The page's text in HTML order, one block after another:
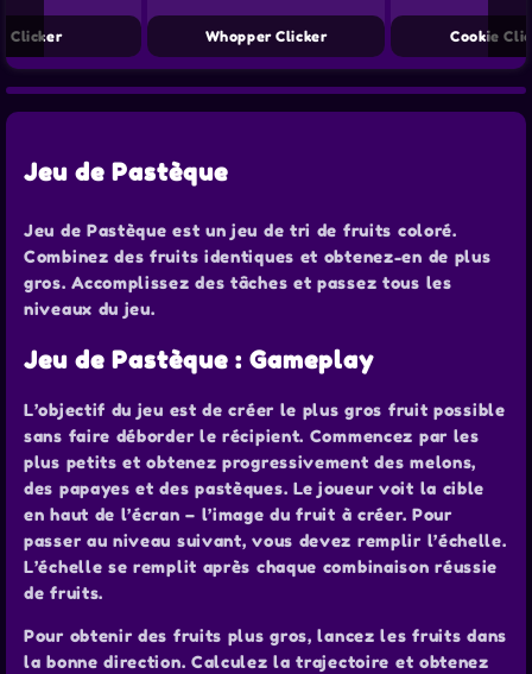
Clicker Whopper Clicker Cookie
Jeu de Pastèque
Jeu de Pastèque est un jeu de tri de fruits coloré.
Combinez des fruits identiques et obtenez-en de plus
gros. Accomplissez des tâches et passez tous les
niveaux du jeu.
Jeu de Pastèque : Gameplay
L’objectif du jeu est de créer le plus gros fruit possible
sans faire déborder le récipient. Commencez par les
plus petits et obtenez progressivement des melons,
des papayes et des pastèques. Le joueur voit la cible
en haut de l’écran – l’image du fruit à créer. Pour
passer au niveau suivant, vous devez remplir l’échelle.
L’échelle se remplit après chaque combinaison réussie
de fruits.
Pour obtenir des fruits plus gros, lancez les fruits dans
la bonne direction. Calculez la trajectoire et obtenez